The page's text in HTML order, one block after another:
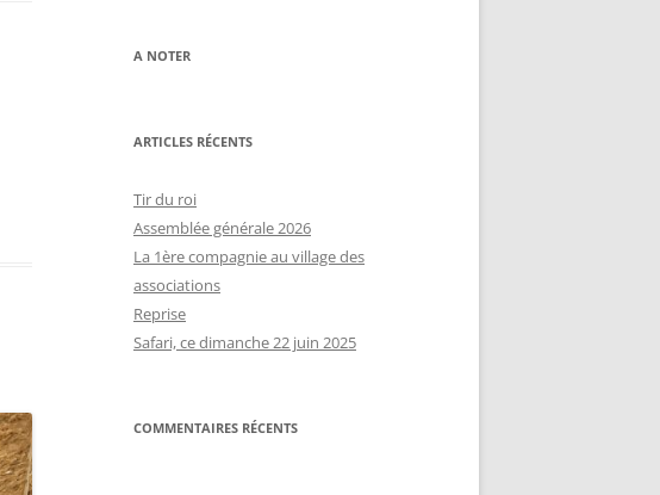
A NOTER
ARTICLES RÉCENTS
Tir du roi
Assemblée générale 2026
La 1ère compagnie au village des
associations
Reprise
Safari, ce dimanche 22 juin 2025
COMMENTAIRES RÉCENTS